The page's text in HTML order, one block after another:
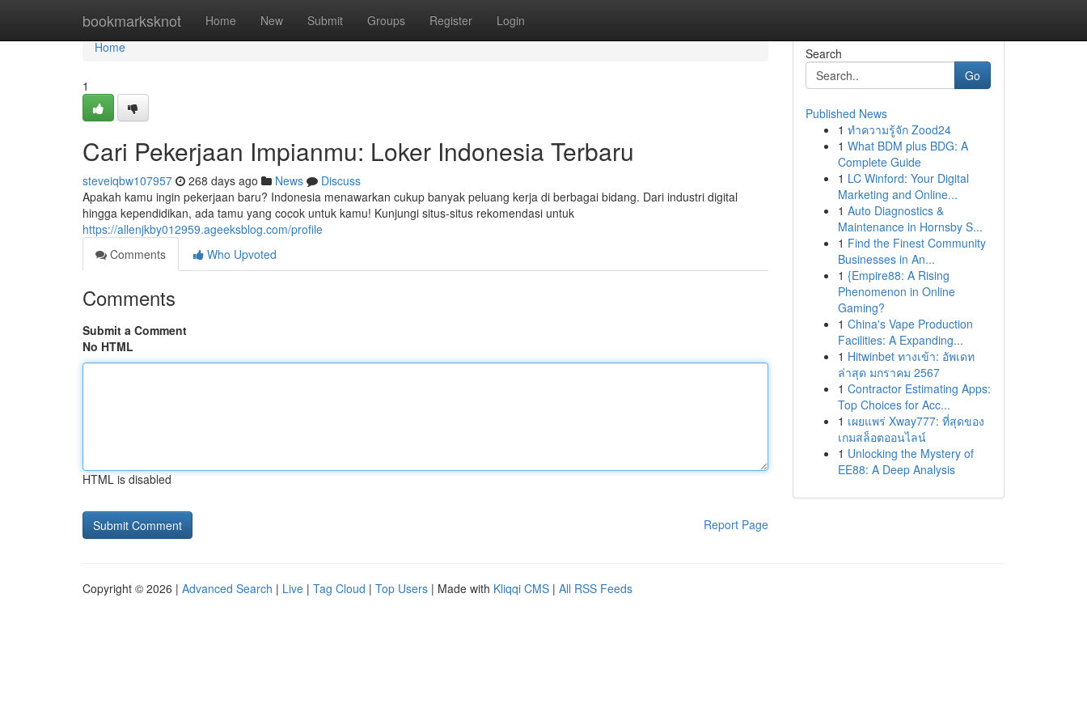
bookmarksknot Home New Submit Groups Register Login
Home
Home
1
Cari Pekerjaan Impianmu: Loker Indonesia Terbaru
steveiqbw107957 268 days ago News
Discuss
Apakah kamu ingin pekerjaan baru? Indonesia menawarkan cukup banyak peluang kerja di berbagai bidang. Dari industri digital
hingga kependidikan, ada tamu yang cocok untuk kamu! Kunjungi situs-situs rekomendasi untuk
https://allenjkby012959.ageeksblog.com/profile
Comments
Who Upvoted
Comments
Submit a Comment
No HTML
HTML is disabled
Report Page
Search
Go
Published News
1 ทำความรู้จัก Zood24
1 What BDM plus BDG: A
Complete Guide
1 LC Winford: Your Digital
Marketing and Online...
1 Auto Diagnostics &
Maintenance in Hornsby S...
1 Find the Finest Community
Businesses in An...
1 {Empire88: A Rising
Phenomenon in Online
Gaming?
1 China's Vape Production
Facilities: A Expanding...
1 Hitwinbet ทางเข้า: อัพเดท
ล่าสุด มกราคม 2567
1 Contractor Estimating Apps:
Top Choices for Acc...
1 เผยแพร่ Xway777: ที่สุดของ
เกมสล็อตออนไลน์
1 Unlocking the Mystery of
EE88: A Deep Analysis
Copyright © 2026 | Advanced Search | Live | Tag Cloud | Top Users | Made with Kliqqi CMS | All RSS Feeds